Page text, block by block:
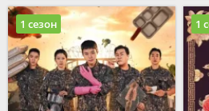
1 сезон 1